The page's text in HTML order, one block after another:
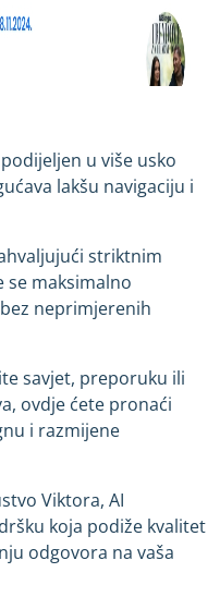
u više usko
lakšu navigaciju i
striktnim
se maksimalno
neprimjerenih
savjet, preporuku ili
ovdje ćete pronaći
i razmijene
Viktora, AI
koja podiže kvalitet
odgovora na vaša